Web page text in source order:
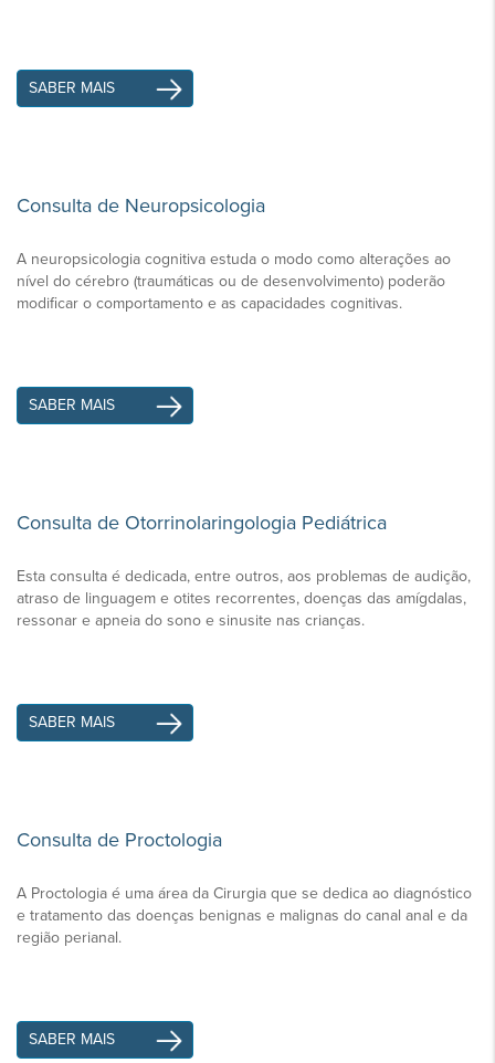
SABER MAIS
Consulta de Neuropsicologia
A neuropsicologia cognitiva estuda o modo como alterações ao
nível do cérebro (traumáticas ou de desenvolvimento) poderão
modificar o comportamento e as capacidades cognitivas.
SABER MAIS
Consulta de Otorrinolaringologia Pediátrica
Esta consulta é dedicada, entre outros, aos problemas de audição,
atraso de linguagem e otites recorrentes, doenças das amígdalas,
ressonar e apneia do sono e sinusite nas crianças.
SABER MAIS
Consulta de Proctologia
A Proctologia é uma área da Cirurgia que se dedica ao diagnóstico
e tratamento das doenças benignas e malignas do canal anal e da
região perianal.
SABER MAIS